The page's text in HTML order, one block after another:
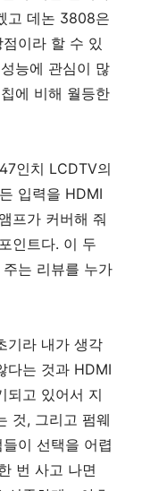
고 데논 3808은
이라 할 수 있
능에 관심이 많
에 비해 월등한
인치 LCDTV의
입력을 HDMI
프가 커버해 줘
인트다. 이 두
는 리뷰를 누가
기라 내가 생각
다는 것과 HDMI
되고 있어서 지
것, 그리고 펌웨
이 선택을 어렵
번 사고 나면